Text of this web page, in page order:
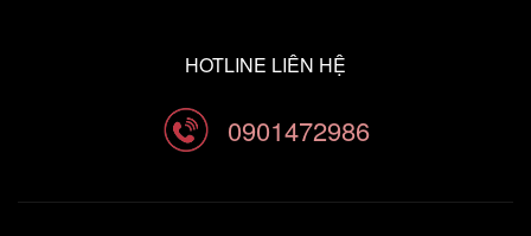
HOTLINE LIÊN HỆ
0901472986